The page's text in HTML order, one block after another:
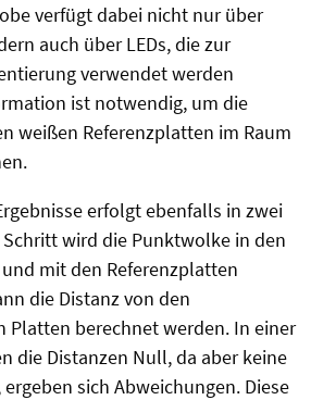
verfügt dabei nicht nur über
auch über LEDs, die zur
verwendet werden
ist notwendig, um die
weißen Referenzplatten im Raum
erfolgt ebenfalls in zwei
wird die Punktwolke in den
mit den Referenzplatten
die Distanz von den
Platten berechnet werden. In einer
die Distanzen Null, da aber keine
sich Abweichungen. Diese